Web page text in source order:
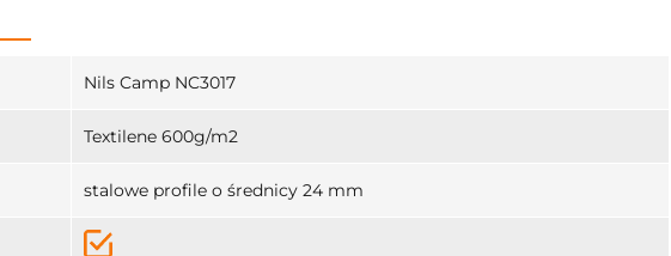
Nils Camp NC3017
Textilene 600g/m2
stalowe profile o średnicy 24 mm